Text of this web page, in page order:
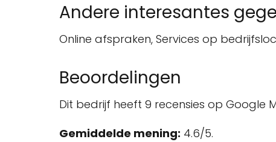
Andere interesantes
Online afspraken, Services op
Beoordelingen
Dit bedrijf heeft 9 recensies op Google
Gemiddelde mening: 4.6/5.